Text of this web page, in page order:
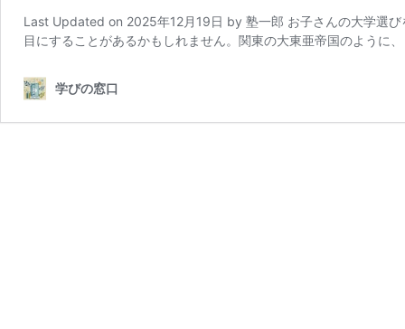
Last Updated on 2025年12月19日 by 塾一郎 お子さんの大学選
目にすることがあるかもしれません。関東の大東亜帝国のように
学びの窓口